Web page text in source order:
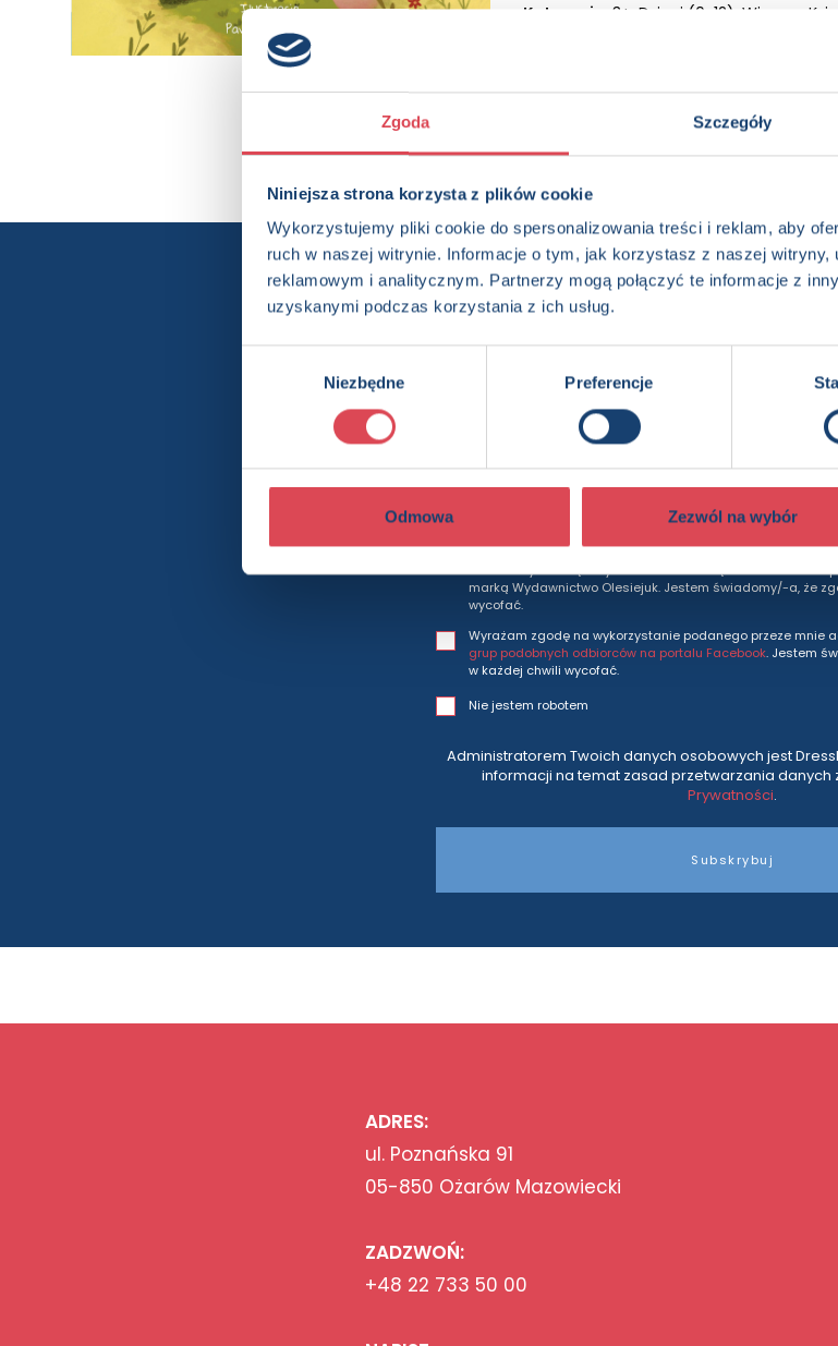
Zgoda Szczegóły
Niniejsza strona korzysta z plików cookie
Wykorzystujemy pliki cookie do spersonalizowania treści i reklam, aby
ruch w naszej witrynie. Informacje o tym, jak korzystasz z naszej witryny,
reklamowym i analitycznym. Partnerzy mogą połączyć te informacje z
uzyskanymi podczas korzystania z ich usług.
Niezbędne Preferencje
Odmowa Zezwól na wybór
Kategorie:
3+, Dzieci (0-12), Wiersze,
Chcesz wiedzieć więcej?
Będziesz otrzymywać wszytkie
prosto do Twojej skrzynki
Adres e-mail
Wyrażam zgodę na otrzymywanie na podany adres e-
i handlowych związanych z działalnością Dressler Dublin
marką Wydawnictwo Olesiejuk. Jestem świadomy/-a, że
wycofać.
Wyrażam zgodę na wykorzystanie podanego przeze mnie
grup podobnych odbiorców na portalu Facebook. Jestem
w każdej chwili wycofać.
Nie jestem robotem
Administratorem Twoich danych osobowych jest
informacji na temat zasad przetwarzania danych
Prywatności.
Subskrybuj
ADRES:
ul. Poznańska 91
05-850 Ożarów Mazowiecki
ZADZWOŃ:
+48 22 733 50 00